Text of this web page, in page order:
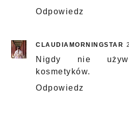
Odpowiedz
CLAUDIAMORNINGSTAR
Nigdy nie
kosmetyków.
Odpowiedz